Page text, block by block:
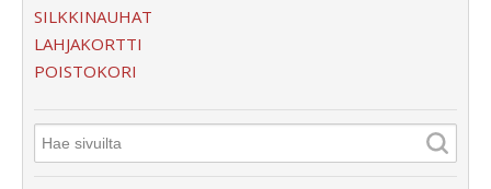
SILKKINAUHAT
LAHJAKORTTI
POISTOKORI